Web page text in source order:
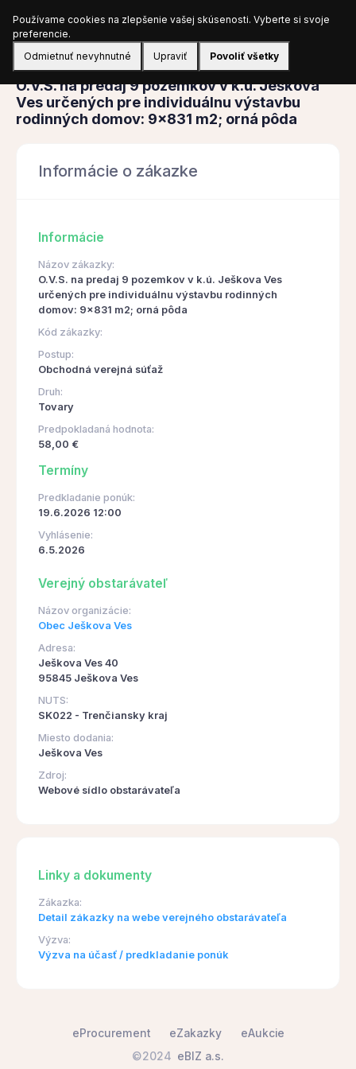
Prihlásiť sa
Obstarávanie
O.V.S. na predaj 9 pozemkov v k.ú. Ješkova
Ves určených pre individuálnu výstavbu
rodinných domov: 9x831 m2; orná pôda
Informácie o zákazke
Informácie
Názov zákazky:
O.V.S. na predaj 9 pozemkov v k.ú. Ješkova Ves
určených pre individuálnu výstavbu rodinných
domov: 9x831 m2; orná pôda
Kód zákazky:
Postup:
Obchodná verejná súťaž
Druh:
Tovary
Predpokladaná hodnota:
58,00 €
Termíny
Predkladanie ponúk:
19.6.2026 12:00
Vyhlásenie:
6.5.2026
Verejný obstarávateľ
Názov organizácie:
Obec Ješkova Ves
Adresa:
Ješkova Ves 40
95845 Ješkova Ves
NUTS:
SK022 - Trenčiansky kraj
Miesto dodania:
Ješkova Ves
Zdroj:
Webové sídlo obstarávateľa
Linky a dokumenty
Zákazka:
Detail zákazky na webe verejného obstarávateľa
Výzva:
Výzva na účasť / predkladanie ponúk
©2024 eBIZ a.s.
eProcurement eZakazky eAukcie
Používame cookies na zlepšenie vašej skúsenosti. Vyberte si svoje
preferencie.
Odmietnuť nevyhnutné
Upraviť Povoliť všetky